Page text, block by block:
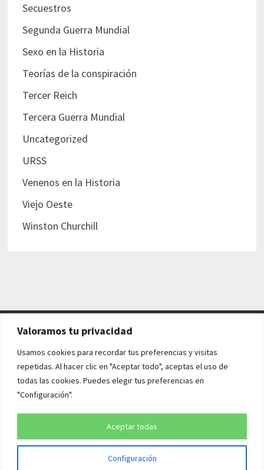
Valoramos tu privacidad
Usamos cookies para recordar tus preferencias y visitas
repetidas. Al hacer clic en "Aceptar todo", aceptas el uso de
todas las cookies. Puedes elegir tus preferencias en
"Configuración".
Configuración
Aceptar todas
Secuestros
Segunda Guerra Mundial
Sexo en la Historia
Teorías de la conspiración
Tercer Reich
Tercera Guerra Mundial
Uncategorized
URSS
Venenos en la Historia
Viejo Oeste
Winston Churchill
AVISO LEGAL Y POLÍTICAS
Aviso legal
Política de cookies